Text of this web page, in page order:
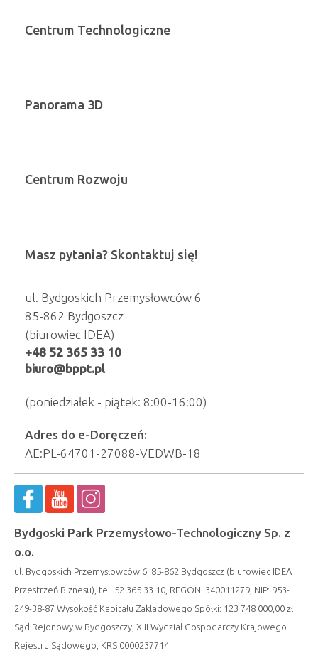
Centrum Technologiczne
Panorama 3D
Centrum Rozwoju
Masz pytania? Skontaktuj się!
ul. Bydgoskich Przemysłowców 6
85-862 Bydgoszcz
(biurowiec IDEA)
+48 52 365 33 10
biuro@bppt.pl
(poniedziałek - piątek: 8:00-16:00)
Adres do e-Doręczeń:
AE:PL-64701-27088-VEDWB-18
Bydgoski Park Przemysłowo-Technologiczny Sp. z
o.o.
ul. Bydgoskich Przemysłowców 6, 85-862 Bydgoszcz (biurowiec IDEA
Przestrzeń Biznesu), tel. 52 365 33 10, REGON: 340011279, NIP: 953-
249-38-87 Wysokość Kapitału Zakładowego Spółki: 123 748 000,00 zł
Sąd Rejonowy w Bydgoszczy, XIII Wydział Gospodarczy Krajowego
Rejestru Sądowego, KRS 0000237714